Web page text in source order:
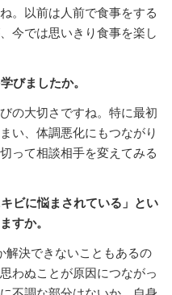
。以前は人前で食事をする
今では思いきり食事を楽し
びましたか。
の大切さですね。特に最初
い、体調悪化にもつながり
って相談相手を変えてみる
ビに悩まされている」とい
すか。
解決できないこともあるの
わぬことが原因につながっ